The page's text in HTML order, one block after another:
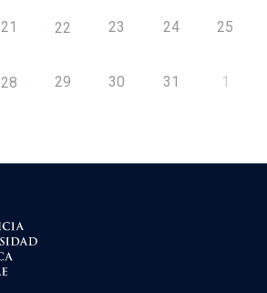
21 22 23 24 25
28 29 30 31 1